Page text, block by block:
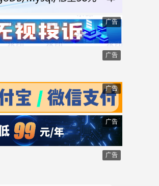
广告
广告
广告
广告
广告